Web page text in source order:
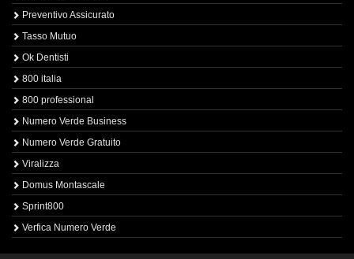
Preventivo Assicurato
Tasso Mutuo
Ok Dentisti
800 italia
800 professional
Numero Verde Business
Numero Verde Gratuito
Viralizza
Domus Montascale
Sprint800
Verfica Numero Verde